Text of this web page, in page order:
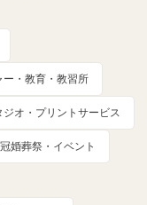
・教育・教習所
ジオ・プリントサービス
冠婚葬祭・イベント